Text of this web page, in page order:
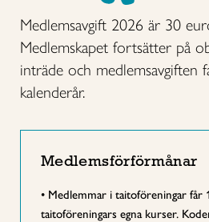
Medlemsavgift 2026 är 30
Medlemskapet fortsätter på
inträde och medlemsavgiften
kalenderår.
Medlemsförförmånar
• Medlemmar i taitoföreningar får
taitoföreningars egna kurser.